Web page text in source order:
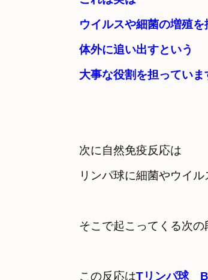
ウイルスや細菌の増殖を
体外に追い出すという
大事な役割を担っていま
次に自然免疫反応は
そこで起こってくる次の
この反応はTリンパ球　